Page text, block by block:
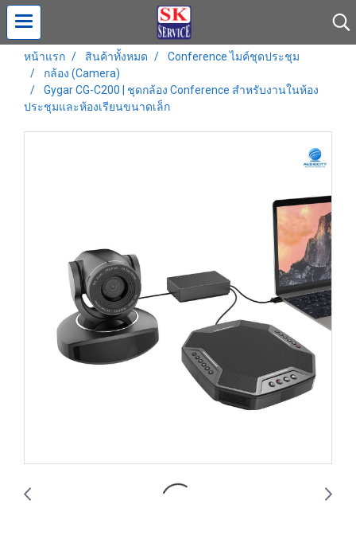
หน้าแรก สินค้าทั้งหมด
Conference ไมค์ชุดประชุม
กล้อง (Camera)
Gygar CG-C200 | ชุดกล้อง Conference สำหรับงานในห้อง
ประชุมและห้องเรียนขนาดเล็ก